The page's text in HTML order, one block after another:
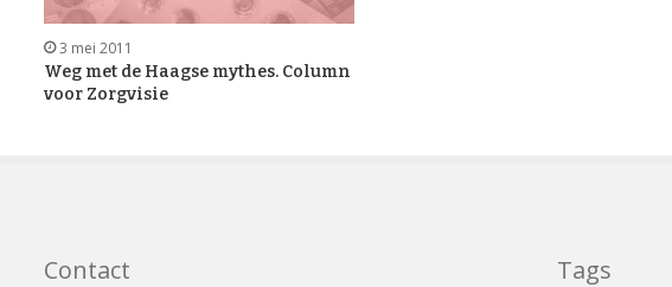
3 mei 2011
Weg met de Haagse mythes. Column
voor Zorgvisie
Contact Tags